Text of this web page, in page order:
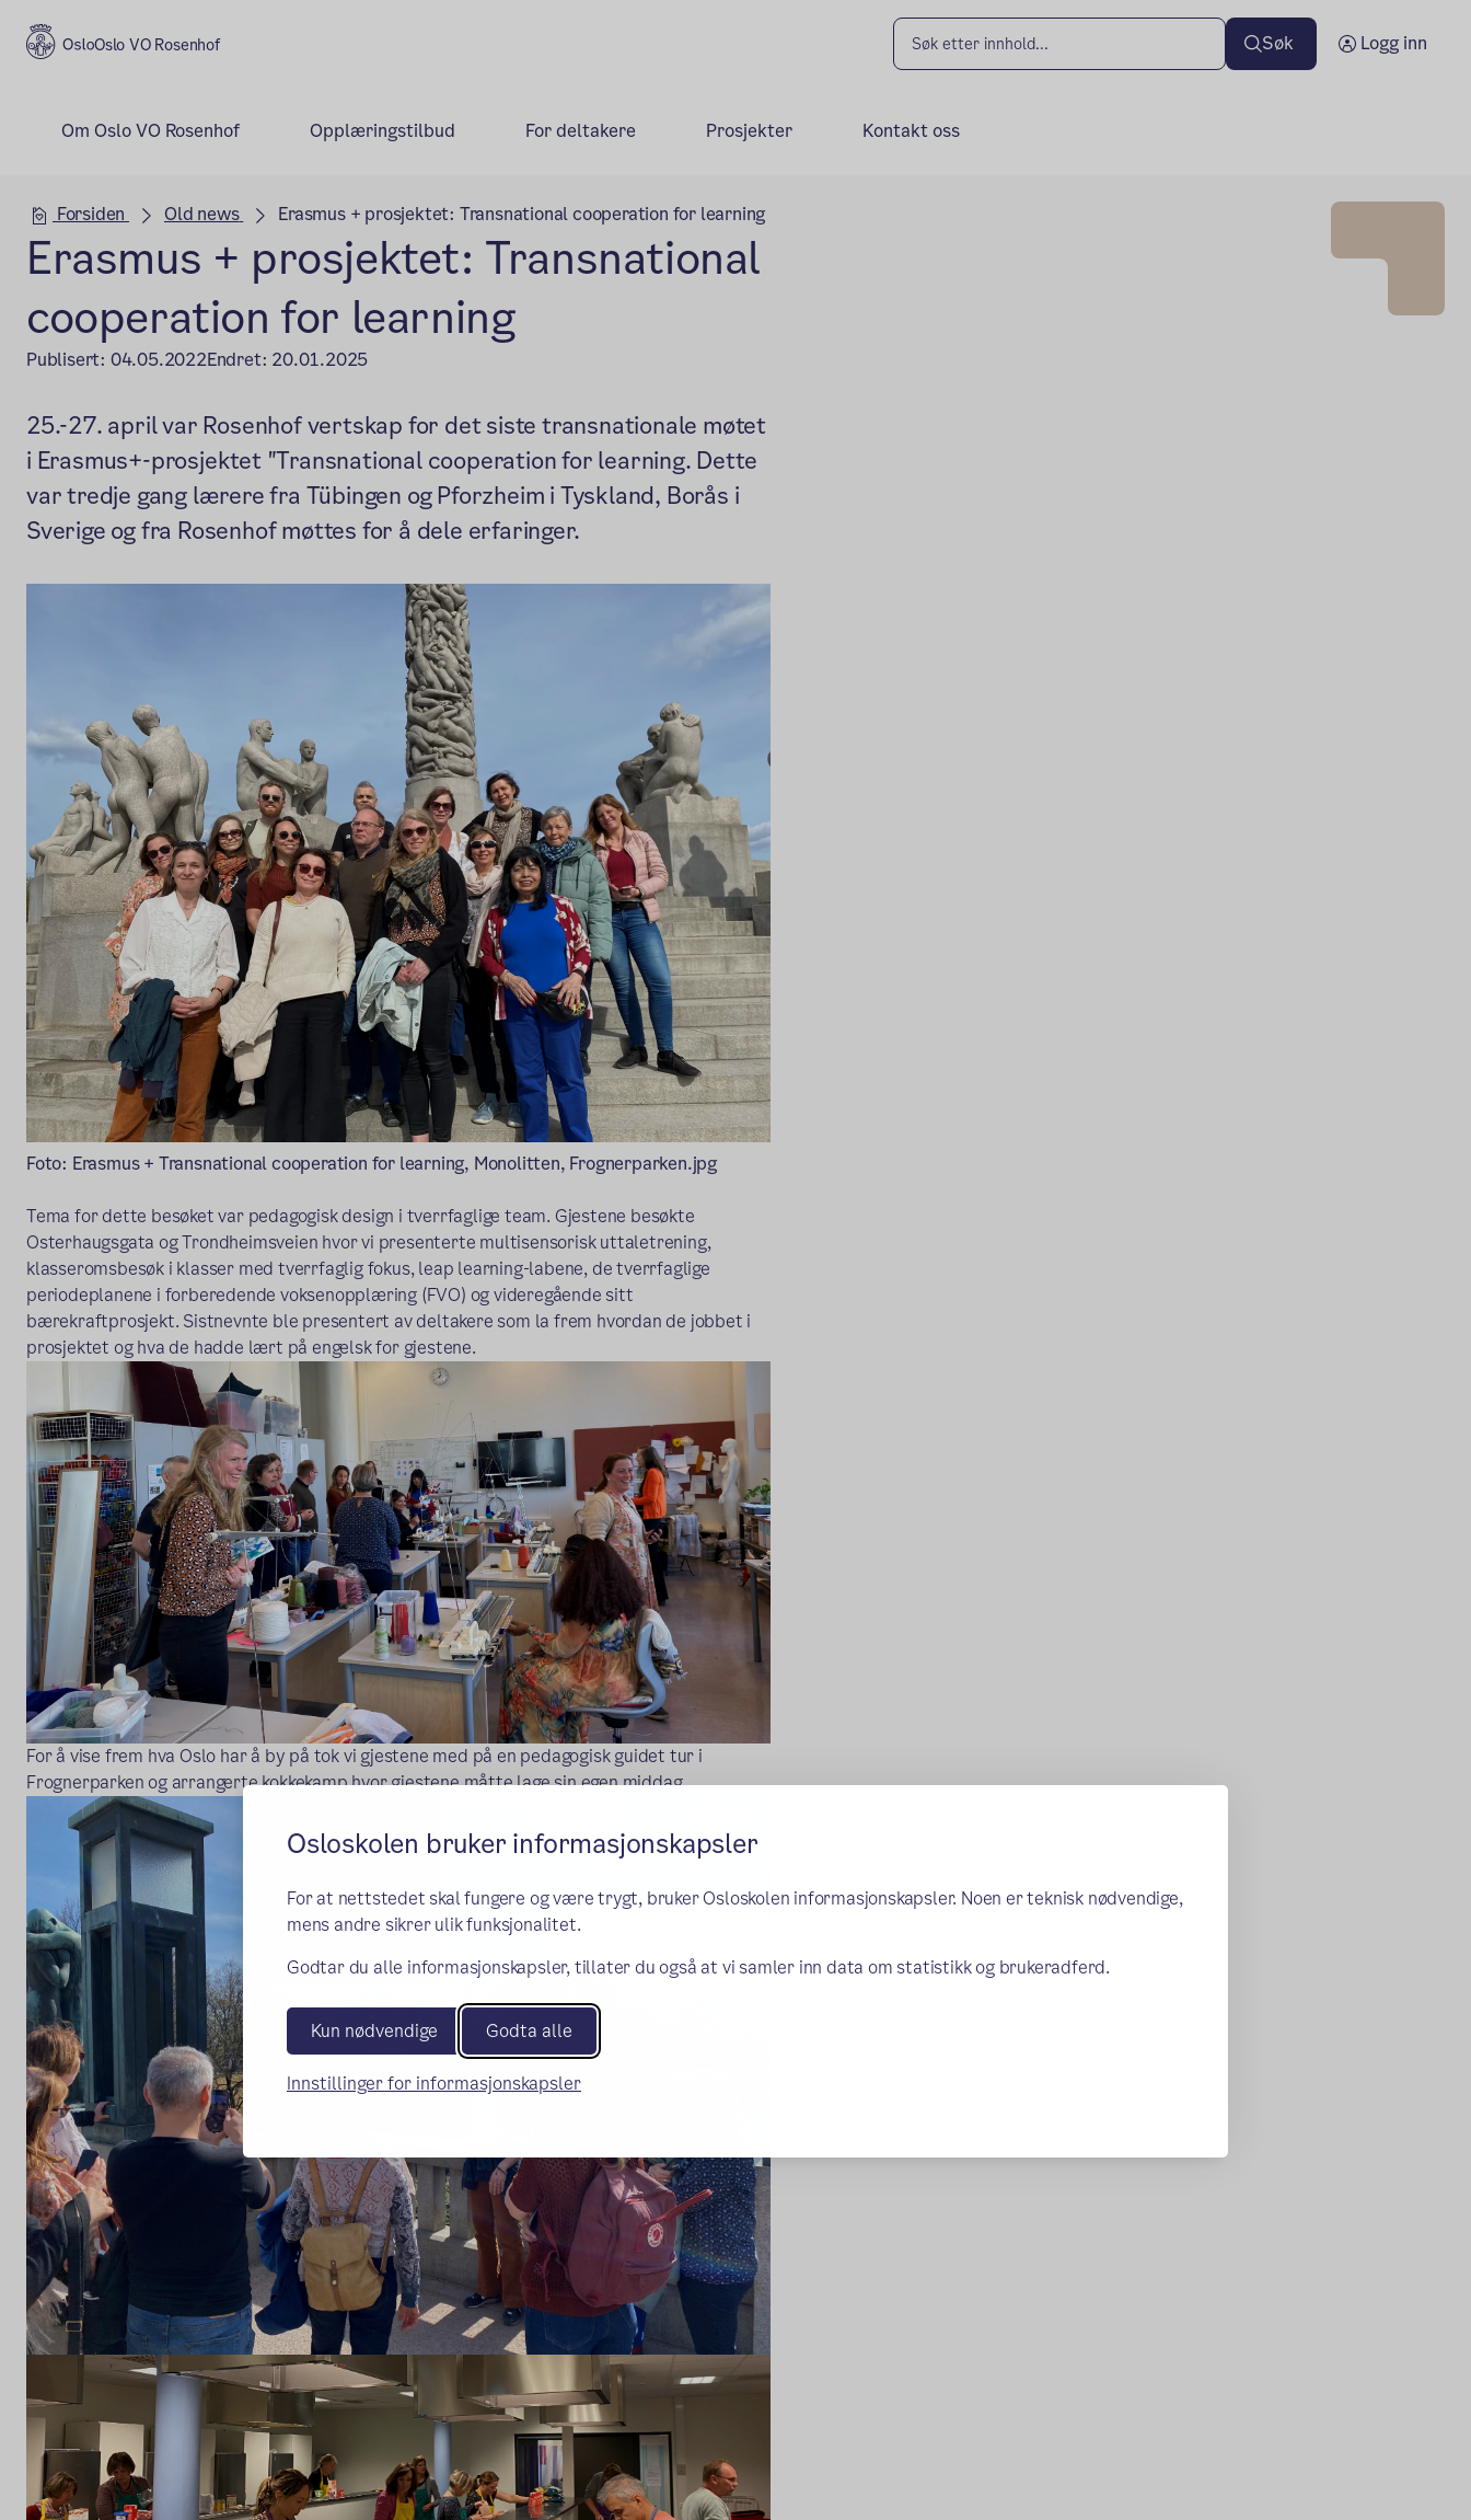
Osloskolen bruker informasjonskapsler
For at nettstedet skal fungere og være trygt, bruker Osloskolen informasjonskapsler. Noen er teknisk nødvendige,
mens andre sikrer ulik funksjonalitet.
Godtar du alle informasjonskapsler, tillater du også at vi samler inn data om statistikk og brukeradferd.
Kun nødvendige Godta alle
Innstillinger for informasjonskapsler
Oslo VO Rosenhof Søk Logg inn
Om Oslo VO Rosenhof Opplæringstilbud For deltakere Prosjekter Kontakt oss
Hovedseksjon
Forsiden Old news Erasmus + prosjektet: Transnational cooperation for learning
Erasmus + prosjektet: Transnational
cooperation for learning
Publisert: 04.05.2022Endret: 20.01.2025
25.-27. april var Rosenhof vertskap for det siste transnationale møtet
i Erasmus+-prosjektet "Transnational cooperation for learning. Dette
var tredje gang lærere fra Tübingen og Pforzheim i Tyskland, Borås i
Sverige og fra Rosenhof møttes for å dele erfaringer.
Foto: Erasmus + Transnational cooperation for learning, Monolitten, Frognerparken.jpg
Tema for dette besøket var pedagogisk design i tverrfaglige team. Gjestene besøkte
Osterhaugsgata og Trondheimsveien hvor vi presenterte multisensorisk uttaletrening,
klasseromsbesøk i klasser med tverrfaglig fokus, leap learning-labene, de tverrfaglige
periodeplanene i forberedende voksenopplæring (FVO) og videregående sitt
bærekraftprosjekt. Sistnevnte ble presentert av deltakere som la frem hvordan de jobbet i
prosjektet og hva de hadde lært på engelsk for gjestene.
For å vise frem hva Oslo har å by på tok vi gjestene med på en pedagogisk guidet tur i
Frognerparken og arrangerte kokkekamp hvor gjestene måtte lage sin egen middag.